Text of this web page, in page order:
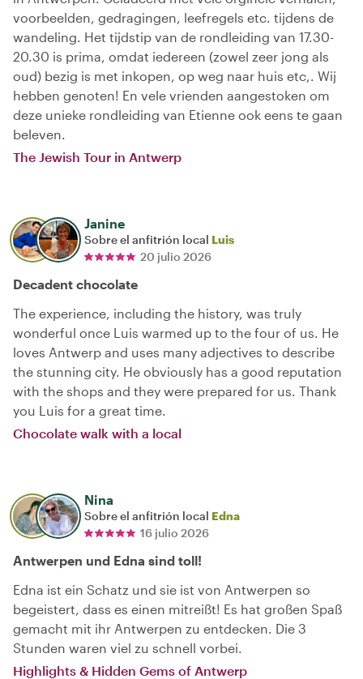
voorbeelden, gedragingen, leefregels etc. tijdens de
wandeling. Het tijdstip van de rondleiding van 17.30-
20.30 is prima, omdat iedereen (zowel zeer jong als
oud) bezig is met inkopen, op weg naar huis etc,. Wij
hebben genoten! En vele vrienden aangestoken om
deze unieke rondleiding van Etienne ook eens te gaan
beleven.
The Jewish Tour in Antwerp
Janine
Sobre el anfitrión local Luis
20 julio 2026
Decadent chocolate
The experience, including the history, was truly
wonderful once Luis warmed up to the four of us. He
loves Antwerp and uses many adjectives to describe
the stunning city. He obviously has a good reputation
with the shops and they were prepared for us. Thank
you Luis for a great time.
Chocolate walk with a local
Nina
Sobre el anfitrión local Edna
16 julio 2026
Antwerpen und Edna sind toll!
Edna ist ein Schatz und sie ist von Antwerpen so
begeistert, dass es einen mitreißt! Es hat großen Spaß
gemacht mit ihr Antwerpen zu entdecken. Die 3
Stunden waren viel zu schnell vorbei.
Highlights & Hidden Gems of Antwerp